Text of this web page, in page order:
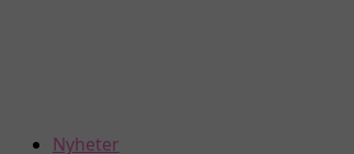
Nyheter